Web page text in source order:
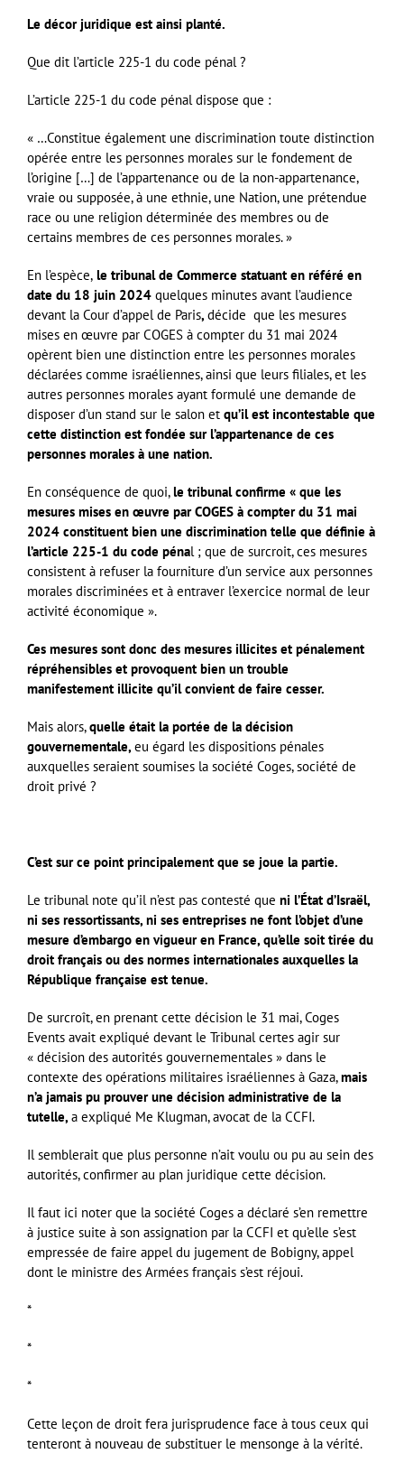
Le décor juridique est ainsi planté.
Que dit l’article 225-1 du code pénal ?
L’article 225-1 du code pénal dispose que :
« …Constitue également une discrimination toute distinction
opérée entre les personnes morales sur le fondement de
l’origine […] de l’appartenance ou de la non-appartenance,
vraie ou supposée, à une ethnie, une Nation, une prétendue
race ou une religion déterminée des membres ou de
certains membres de ces personnes morales. »
En l’espèce, le tribunal de Commerce statuant en référé en
date du 18 juin 2024 quelques minutes avant l’audience
devant la Cour d’appel de Paris,décide que les mesures
mises en œuvre par COGES à compter du 31 mai 2024
opèrent bien une distinction entre les personnes morales
déclarées comme israéliennes, ainsi que leurs filiales, et les
autres personnes morales ayant formulé une demande de
disposer d’un stand sur le salon et qu’il est incontestable que
cette distinction est fondée sur l’appartenance de ces
personnes morales à une nation.
En conséquence de quoi, le tribunal confirme « que les
mesures mises en œuvre par COGES à compter du 31 mai
2024 constituent bien une discrimination telle que définie à
l’article 225-1 du code pénal ; que de surcroit, ces mesures
consistent à refuser la fourniture d’un service aux personnes
morales discriminées et à entraver l’exercice normal de leur
activité économique ».
Ces mesures sont donc des mesures illicites et pénalement
répréhensibles et provoquent bien un trouble
manifestement illicite qu’il convient de faire cesser.
Mais alors,quelle était la portée de la décision
gouvernementale,eu égard les dispositions pénales
auxquelles seraient soumises la société Coges, société de
droit privé ?
C’est sur ce point principalement que se joue la partie.
Le tribunal note qu’il n’est pas contesté que ni l’État d’Israël,
ni ses ressortissants, ni ses entreprises ne font l’objet d’une
mesure d’embargo en vigueur en France, qu’elle soit tirée du
droit français ou des normes internationales auxquelles la
République française est tenue.
De surcroît, en prenant cette décision le 31 mai, Coges
Events avait expliqué devant le Tribunal certes agir sur
« décision des autorités gouvernementales » dans le
contexte des opérations militaires israéliennes à Gaza,mais
n’a jamais pu prouver une décision administrative de la
tutelle,a expliqué Me Klugman, avocat de la CCFI.
Il semblerait que plus personne n’ait voulu ou pu au sein des
autorités, confirmer au plan juridique cette décision.
Il faut ici noter que la société Coges a déclaré s’en remettre
à justice suite à son assignation par la CCFI et qu’elle s’est
empressée de faire appel du jugement de Bobigny, appel
dont le ministre des Armées français s’est réjoui.
*
*
*
Cette leçon de droit fera jurisprudence face à tous ceux qui
tenteront à nouveau de substituer le mensonge à la vérité.